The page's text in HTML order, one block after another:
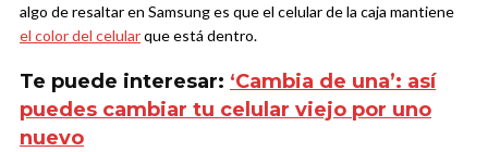
algo de resaltar en Samsung es que el celular de la caja mantiene
el color del celularque está dentro.
Te puede interesar: ‘Cambia de una’: así
puedes cambiar tu celular viejo por uno
nuevo